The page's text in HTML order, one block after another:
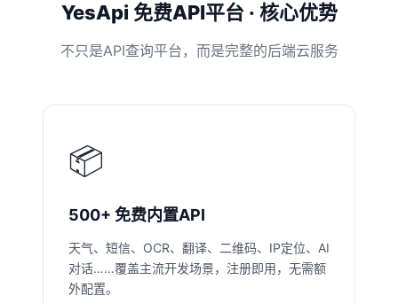
YesApi 免费API平台 · 核心优势
不只是API查询平台，而是完整的后端云服务
📦
500+ 免费内置API
天气、短信、OCR、翻译、二维码、IP定位、AI
对话……覆盖主流开发场景，注册即用，无需额
外配置。